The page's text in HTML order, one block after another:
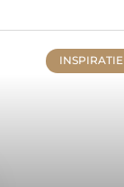
INSPIRATIE